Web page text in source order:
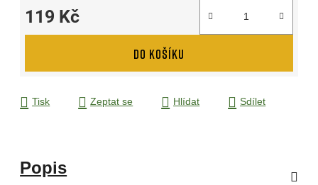
119 Kč
Měrná cena:
DO KOŠÍKU
Tisk Zeptat se Hlídat Sdílet
Popis